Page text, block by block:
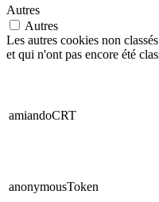
Autres
Autres
Les autres cookies non
et qui n'ont pas encore été
amiandoCRT
anonymousToken